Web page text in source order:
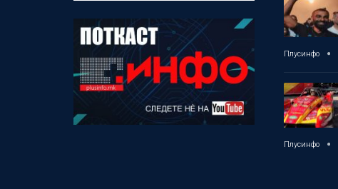
Плусинфо
Плусинфо